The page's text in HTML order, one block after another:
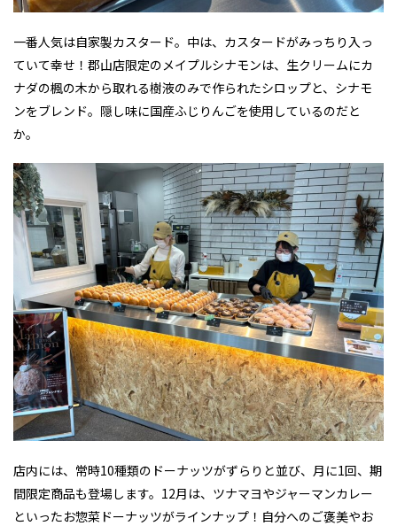
一番人気は自家製カスタード。中は、カスタードがみっちり入っ
ていて幸せ！郡山店限定のメイプルシナモンは、生クリームにカ
ナダの楓の木から取れる樹液のみで作られたシロップと、シナモ
ンをブレンド。隠し味に国産ふじりんごを使用しているのだと
か。
店内には、常時10種類のドーナッツがずらりと並び、月に1回、期
間限定商品も登場します。12月は、ツナマヨやジャーマンカレー
といったお惣菜ドーナッツがラインナップ！自分へのご褒美やお